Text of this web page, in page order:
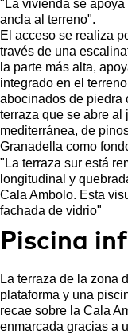
"La vivienda se
ancla al terreno".
El acceso se realiza
través de una
la parte más alta,
integrado en el
abocinados de piedra
terraza que se abre al
mediterránea, de
Granadella como
"La terraza sur está
longitudinal y
Cala Ambolo. Esta
fachada de vidrio"
Piscina
La terraza de la zona
plataforma y una
recae sobre la Cala
enmarcada gracias a